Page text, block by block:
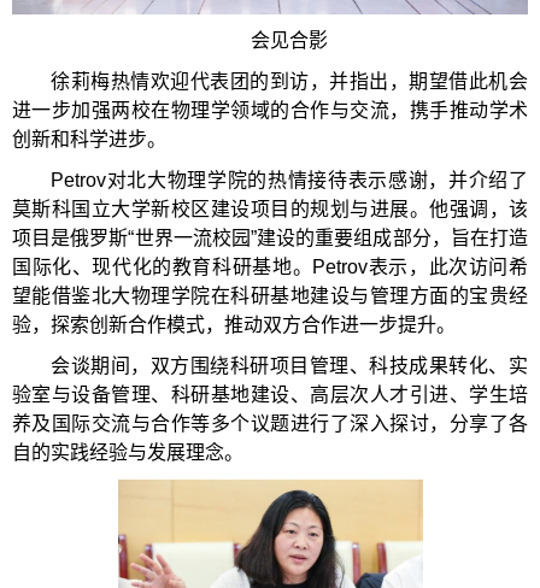
会见合影
徐莉梅热情欢迎代表团的到访，并指出，期望借此机会
进一步加强两校在物理学领域的合作与交流，携手推动学术
创新和科学进步。
Petrov对北大物理学院的热情接待表示感谢，并介绍了
莫斯科国立大学新校区建设项目的规划与进展。他强调，该
项目是俄罗斯“世界一流校园”建设的重要组成部分，旨在打造
国际化、现代化的教育科研基地。Petrov表示，此次访问希
望能借鉴北大物理学院在科研基地建设与管理方面的宝贵经
验，探索创新合作模式，推动双方合作进一步提升。
会谈期间，双方围绕科研项目管理、科技成果转化、实
验室与设备管理、科研基地建设、高层次人才引进、学生培
养及国际交流与合作等多个议题进行了深入探讨，分享了各
自的实践经验与发展理念。